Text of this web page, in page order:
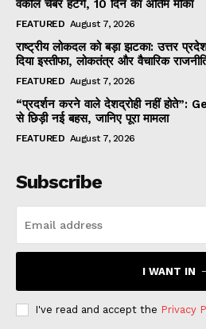
वकील चैंबर हटेंगे, 10 दिन का अंतिम मौका
FEATURED August 7, 2026
राष्ट्रीय लोकदल को बड़ा झटका: उत्तर
दिया इस्तीफा, लोकतंत्र और वैचारिक
FEATURED August 7, 2026
“प्रदर्शन करने वाले देशद्रोही नहीं होते”:
से छिड़ी नई बहस, जानिए पूरा मामला
FEATURED August 7, 2026
Subscribe
I WANT IN
I've read and accept the Privacy